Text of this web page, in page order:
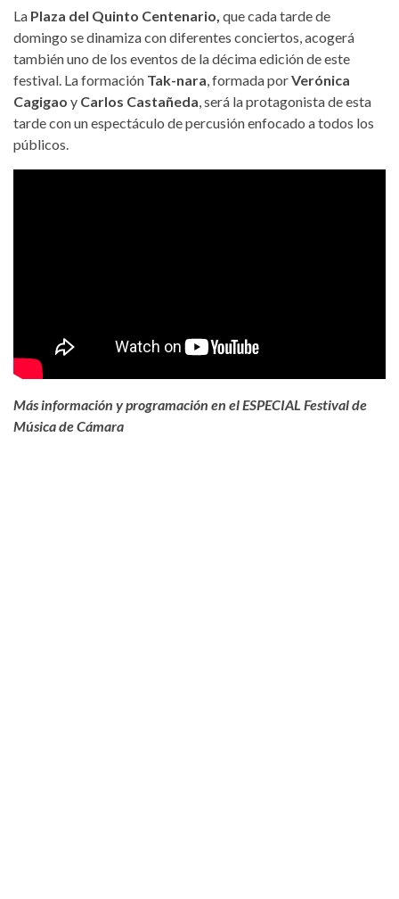
La Plaza del Quinto Centenario, que cada tarde de
domingo se dinamiza con diferentes conciertos, acogerá
también uno de los eventos de la décima edición de este
festival. La formación Tak-nara, formada porVerónica
Cagigao y Carlos Castañeda, será la protagonista de esta
tarde con un espectáculo de percusión enfocado a todos los
públicos.
Más información y programación en el ESPECIAL Festival de
Música de Cámara